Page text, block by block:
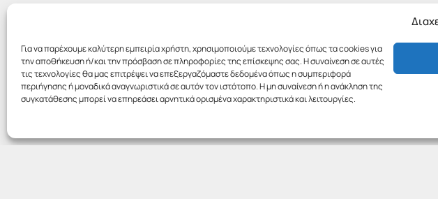
Για να παρέχουμε καλύτερη εμπειρία χρήστη, χρησιμοποιούμε τεχνολογίες όπως τα cookies για
την αποθήκευση ή/και την πρόσβαση σε πληροφορίες της επίσκεψης σας. Η συναίνεση σε αυτές
τις τεχνολογίες θα μας επιτρέψει να επεξεργαζόμαστε δεδομένα όπως η συμπεριφορά
περιήγησης ή μοναδικά αναγνωριστικά σε αυτόν τον ιστότοπο. Η μη συναίνεση ή η ανάκληση της
συγκατάθεσης μπορεί να επηρεάσει αρνητικά ορισμένα χαρακτηριστικά και λειτουργίες.